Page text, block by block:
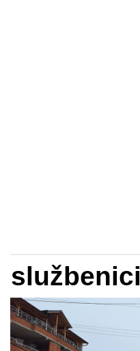
službenici